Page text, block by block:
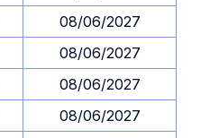
08/06/2027
08/06/2027
08/06/2027
08/06/2027